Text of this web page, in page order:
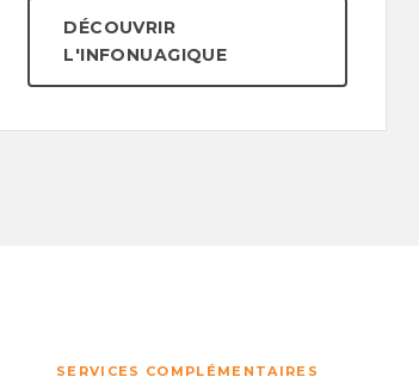
DÉCOUVRIR
L'INFONUAGIQUE
SERVICES COMPLÉMENTAIRES